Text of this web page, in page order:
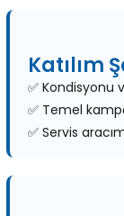
Katılım
✅ Kondisyonu
✅ Temel
✅ Servis